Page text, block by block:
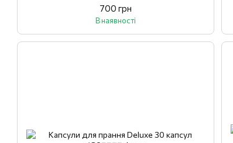
700 грн
В наявності